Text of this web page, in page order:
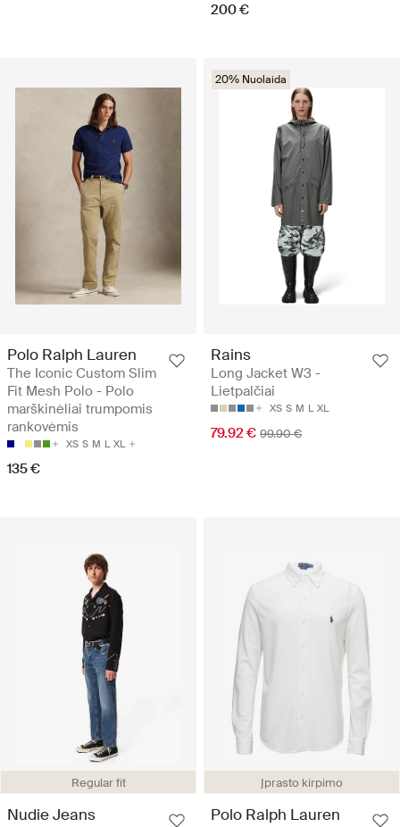
200 €
Polo Ralph Lauren
The Iconic Custom Slim
Fit Mesh Polo - Polo
marškinėliai trumpomis
rankovėmis
XS S M L XL
135 €
20% Nuolaida
Rains
Long Jacket W3 -
Lietpalčiai
XS S M L XL
79.92 € 99.90 €
Regular fit
Nudie Jeans
Įprasto kirpimo
Polo Ralph Lauren